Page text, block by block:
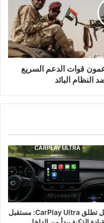
قوات الدعم السريع
النظام البائد
آبل تطلق CarPlay Ultra: مستقبل